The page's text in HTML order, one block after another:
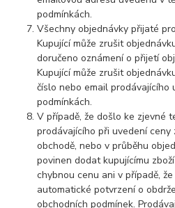
podmínkách.
Všechny objednávky přijaté
Kupující může zrušit
doručeno oznámení o přijetí
Kupující může zrušit
číslo nebo email prodávajícího
podmínkách.
V případě, že došlo ke zjevné
prodávajícího při uvedení ceny
obchodě, nebo v průběhu
povinen dodat kupujícímu
chybnou cenu ani v případě,
automatické potvrzení o
obchodních podmínek.